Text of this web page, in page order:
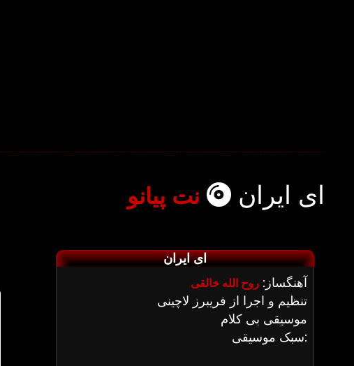
ای ایران نت پیانو
ای ایران
آهنگساز: روح الله خالقی
تنظیم و اجرا از فریبرز لاچینی
موسیقی بی کلام
سبک موسیقی: